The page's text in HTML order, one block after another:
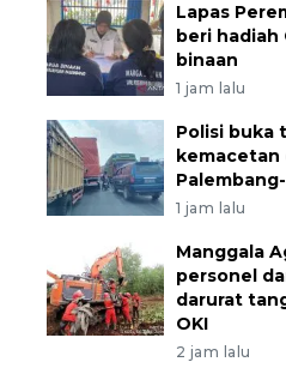
Lapas
beri hadiah
binaan
1 jam lalu
Polisi buka
kemacetan
1 jam lalu
Manggala
personel
darurat
OKI
2 jam lalu